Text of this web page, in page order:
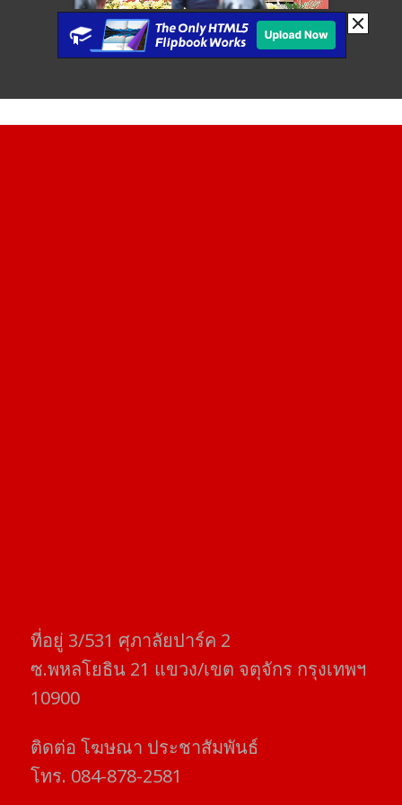
ที่อยู่​ 3/531​ ศุภาลัยปาร์ค​ 2
ซ.พหลโยธิน​ 21​ แขวง/เขต​ จตุจักร​ กรุงเทพฯ
10900
ติดต่อ​ โฆษณา​ ประชาสัมพันธ์
โทร​. 084-878-2581